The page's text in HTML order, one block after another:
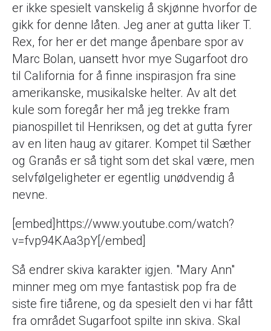
er ikke spesielt vanskelig å skjønne hvorfor de
gikk for denne låten. Jeg aner at gutta liker T.
Rex, for her er det mange åpenbare spor av
Marc Bolan, uansett hvor mye Sugarfoot dro
til California for å finne inspirasjon fra sine
amerikanske, musikalske helter. Av alt det
kule som foregår her må jeg trekke fram
pianospillet til Henriksen, og det at gutta fyrer
av en liten haug av gitarer. Kompet til Sæther
og Granås er så tight som det skal være, men
selvfølgeligheter er egentlig unødvendig å
nevne.
[embed]https://www.youtube.com/watch?
v=fvp94KAa3pY[/embed]
Så endrer skiva karakter igjen. "Mary Ann"
minner meg om mye fantastisk pop fra de
siste fire tiårene, og da spesielt den vi har fått
fra området Sugarfoot spilte inn skiva. Skal